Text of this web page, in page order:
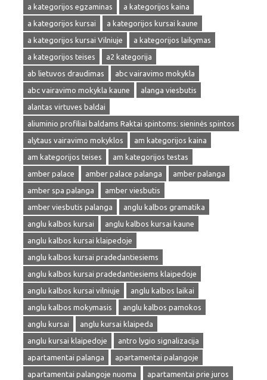
a kategorijos egzaminas
a kategorijos kaina
a kategorijos kursai
a kategorijos kursai kaune
a kategorijos kursai Vilniuje
a kategorijos laikymas
a kategorijos teises
a2 kategorija
ab lietuvos draudimas
abc vairavimo mokykla
abc vairavimo mokykla kaune
alanga viesbutis
alantas virtuves baldai
aliuminio profiliai baldams Raktai spintoms: sieninės spintos
alytaus vairavimo mokyklos
am kategorijos kaina
am kategorijos teises
am kategorijos testas
amber palace
amber palace palanga
amber palanga
amber spa palanga
amber viesbutis
amber viesbutis palanga
anglu kalbos gramatika
anglu kalbos kursai
anglu kalbos kursai kaune
anglu kalbos kursai klaipedoje
anglu kalbos kursai pradedantiesiems
anglu kalbos kursai pradedantiesiems klaipedoje
anglu kalbos kursai vilniuje
anglu kalbos laikai
anglu kalbos mokymasis
anglu kalbos pamokos
anglu kursai
anglu kursai klaipeda
anglu kursai klaipedoje
antro lygio signalizacija
apartamentai palanga
apartamentai palangoje
apartamentai palangoje nuoma
apartamentai prie juros